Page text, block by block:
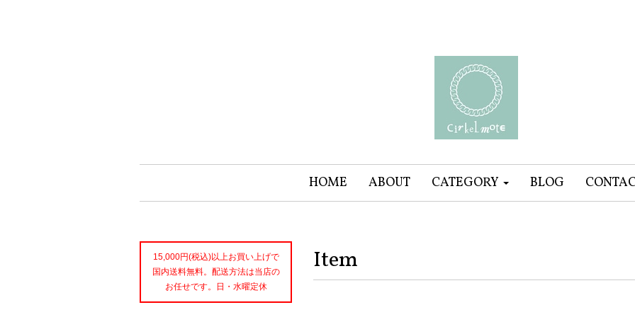
HOME ABOUT CATEGORY BLOG
Item
15,000円(税込)以上お買い上げで
国内送料無料。配送方法は当店の
お任せです。日・水曜定休